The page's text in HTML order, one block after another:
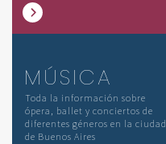
MÚSICA
Toda la información sobre
ópera, ballet y conciertos de
diferentes géneros en la ciudad
de Buenos Aires